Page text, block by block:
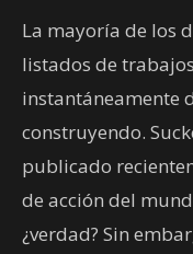
La mayoría de los
listados de
instantáneamente
construyendo.
publicado
de acción del
¿verdad? Sin